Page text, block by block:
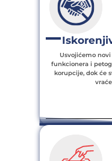
Usvojićemo
funkcionera i
korupcije, dok će